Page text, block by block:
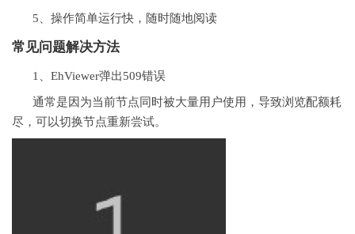
5、操作简单运行快，随时随地阅读
常见问题解决方法
1、EhViewer弹出509错误
通常是因为当前节点同时被大量用户使用，导致浏览配额耗
尽，可以切换节点重新尝试。